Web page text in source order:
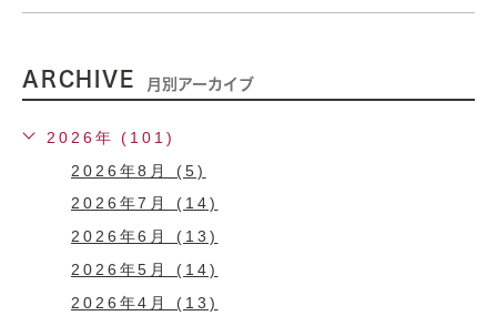
ARCHIVE 月別アーカイブ
2026年 (101)
2026年8月 (5)
2026年7月 (14)
2026年6月 (13)
2026年5月 (14)
2026年4月 (13)